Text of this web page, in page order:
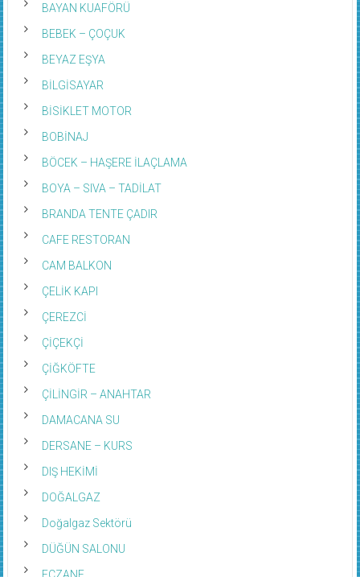
BAYAN KUAFÖRÜ
BEBEK – ÇOÇUK
BEYAZ EŞYA
BİLGİSAYAR
BİSİKLET MOTOR
BOBİNAJ
BÖCEK – HAŞERE İLAÇLAMA
BOYA – SIVA – TADİLAT
BRANDA TENTE ÇADIR
CAFE RESTORAN
CAM BALKON
ÇELİK KAPI
ÇEREZCİ
ÇİÇEKÇİ
ÇİĞKÖFTE
ÇİLİNGİR – ANAHTAR
DAMACANA SU
DERSANE – KURS
DIŞ HEKİMİ
DOĞALGAZ
Doğalgaz Sektörü
DÜĞÜN SALONU
ECZANE